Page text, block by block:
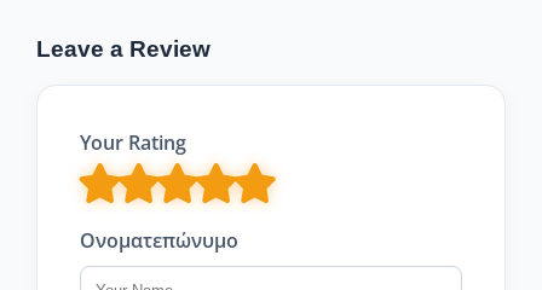
Leave a Review
Your Rating
Ονοματεπώνυμο